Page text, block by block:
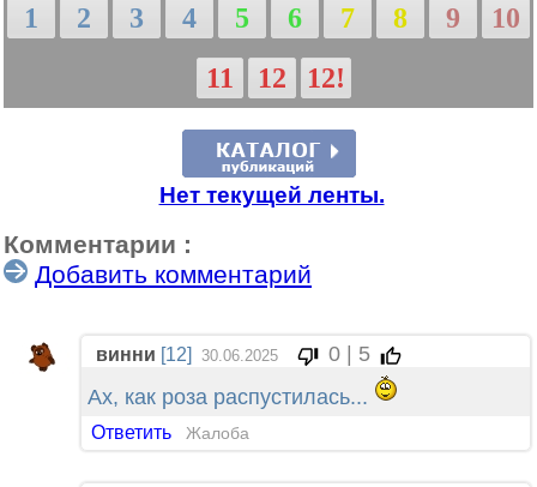
1 2 3 4 5 6 7 8 9
10
11
12 12!
Нет текущей ленты.
Комментарии :
Добавить комментарий
винни [12] 30.06.2025
0 | 5
Ах, как роза распустилась...
Ответить Жалоба